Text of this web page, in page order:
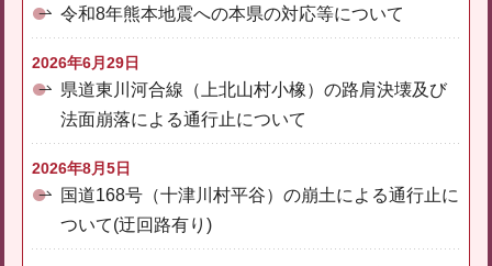
令和8年熊本地震への本県の対応等について
2026年6月29日
県道東川河合線（上北山村小橡）の路肩決壊及び
法面崩落による通行止について
2026年8月5日
国道168号（十津川村平谷）の崩土による通行止に
ついて(迂回路有り)